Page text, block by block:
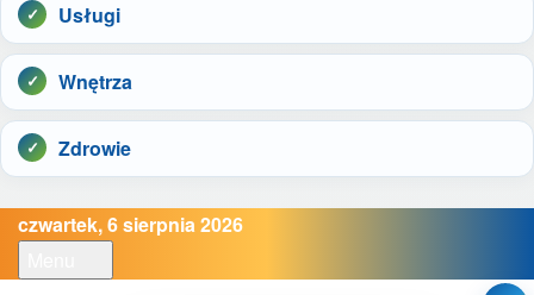
Usługi
Wnętrza
Zdrowie
czwartek, 6 sierpnia 2026